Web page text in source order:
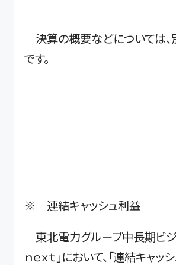
決算の概要などについては、
です。
※ 連結キャッシュ利益
東北電力グループ中長期ビジ
ｎｅｘｔ」において、「連結キャッ